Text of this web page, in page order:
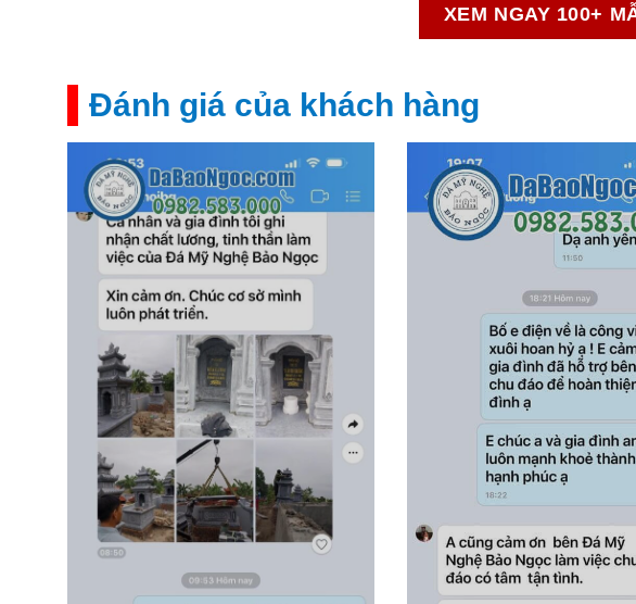
XEM NGAY 100+
Đánh giá của khách hàng